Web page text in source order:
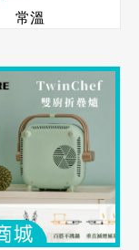
常溫